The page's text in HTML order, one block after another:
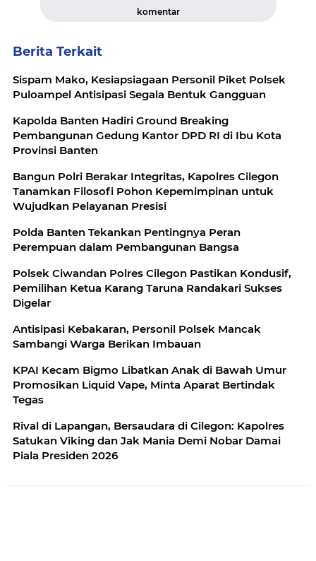
komentar
Berita Terkait
Sispam Mako, Kesiapsiagaan Personil Piket Polsek
Puloampel Antisipasi Segala Bentuk Gangguan
Kapolda Banten Hadiri Ground Breaking
Pembangunan Gedung Kantor DPD RI di Ibu Kota
Provinsi Banten
Bangun Polri Berakar Integritas, Kapolres Cilegon
Tanamkan Filosofi Pohon Kepemimpinan untuk
Wujudkan Pelayanan Presisi
Polda Banten Tekankan Pentingnya Peran
Perempuan dalam Pembangunan Bangsa
Polsek Ciwandan Polres Cilegon Pastikan Kondusif,
Pemilihan Ketua Karang Taruna Randakari Sukses
Digelar
Antisipasi Kebakaran, Personil Polsek Mancak
Sambangi Warga Berikan Imbauan
KPAI Kecam Bigmo Libatkan Anak di Bawah Umur
Promosikan Liquid Vape, Minta Aparat Bertindak
Tegas
Rival di Lapangan, Bersaudara di Cilegon: Kapolres
Satukan Viking dan Jak Mania Demi Nobar Damai
Piala Presiden 2026